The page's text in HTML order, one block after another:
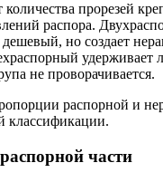
количества прорезей
распора.
но создает
удерживает
не проворачивается.
распорной и
классификации.
части